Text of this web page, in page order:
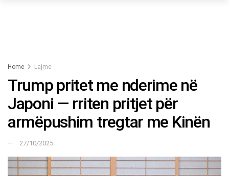
Home Lajme
Trump pritet me nderime në
Japoni — rriten pritjet për
armëpushim tregtar me Kinën
27/10/2025